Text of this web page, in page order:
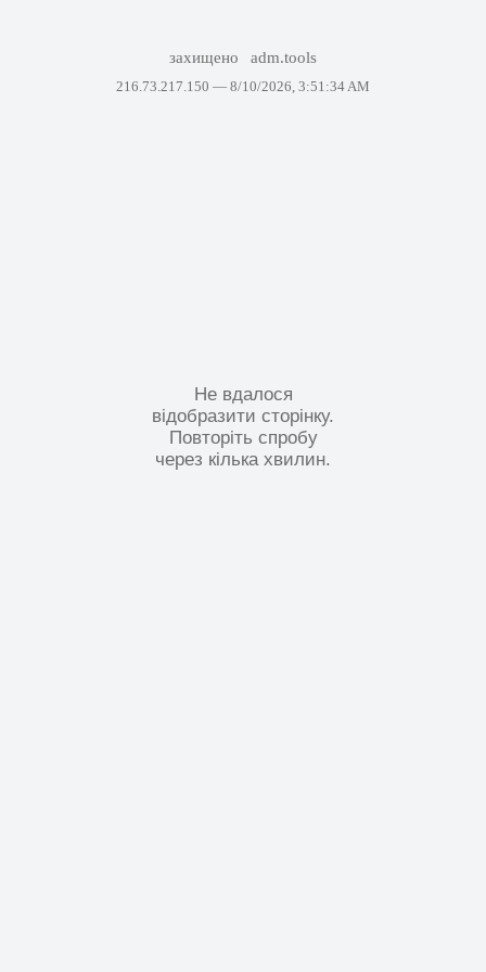
захищено adm.tools
216.73.217.150 — 8/10/2026, 3:51:34 AM
Не вдалося
відобразити сторінку.
Повторіть спробу
через кілька хвилин.